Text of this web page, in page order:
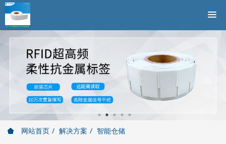
网站首页 解决方案 智能仓储